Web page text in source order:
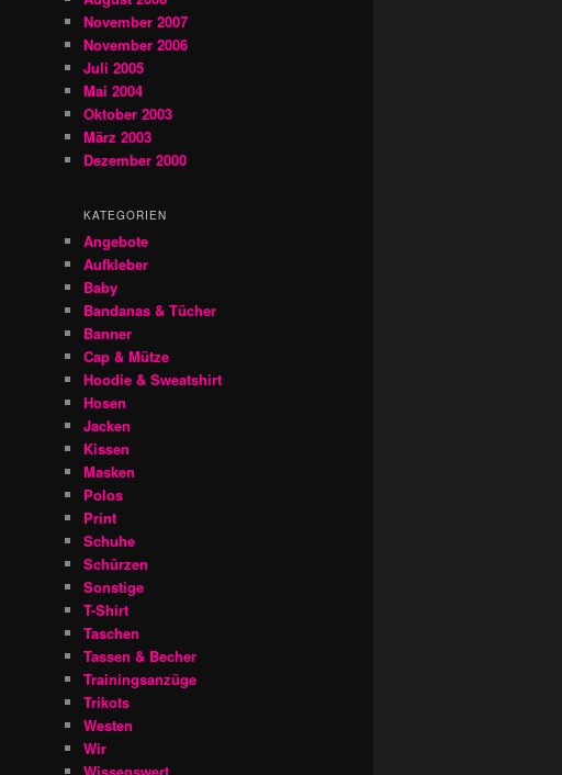
November 2007
November 2006
Juli 2005
Mai 2004
Oktober 2003
März 2003
Dezember 2000
KATEGORIEN
Angebote
Aufkleber
Baby
Bandanas & Tücher
Banner
Cap & Mütze
Hoodie & Sweatshirt
Hosen
Jacken
Kissen
Masken
Polos
Print
Schuhe
Schürzen
Sonstige
T-Shirt
Taschen
Tassen & Becher
Trainingsanzüge
Trikots
Westen
Wir
Wissenswert